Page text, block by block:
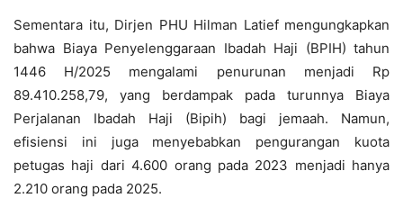
Sementara itu, Dirjen PHU Hilman Latief mengungkapkan
bahwa Biaya Penyelenggaraan Ibadah Haji (BPIH) tahun
1446 H/2025 mengalami penurunan menjadi Rp
89.410.258,79, yang berdampak pada turunnya Biaya
Perjalanan Ibadah Haji (Bipih) bagi jemaah. Namun,
efisiensi ini juga menyebabkan pengurangan kuota
petugas haji dari 4.600 orang pada 2023 menjadi hanya
2.210 orang pada 2025.